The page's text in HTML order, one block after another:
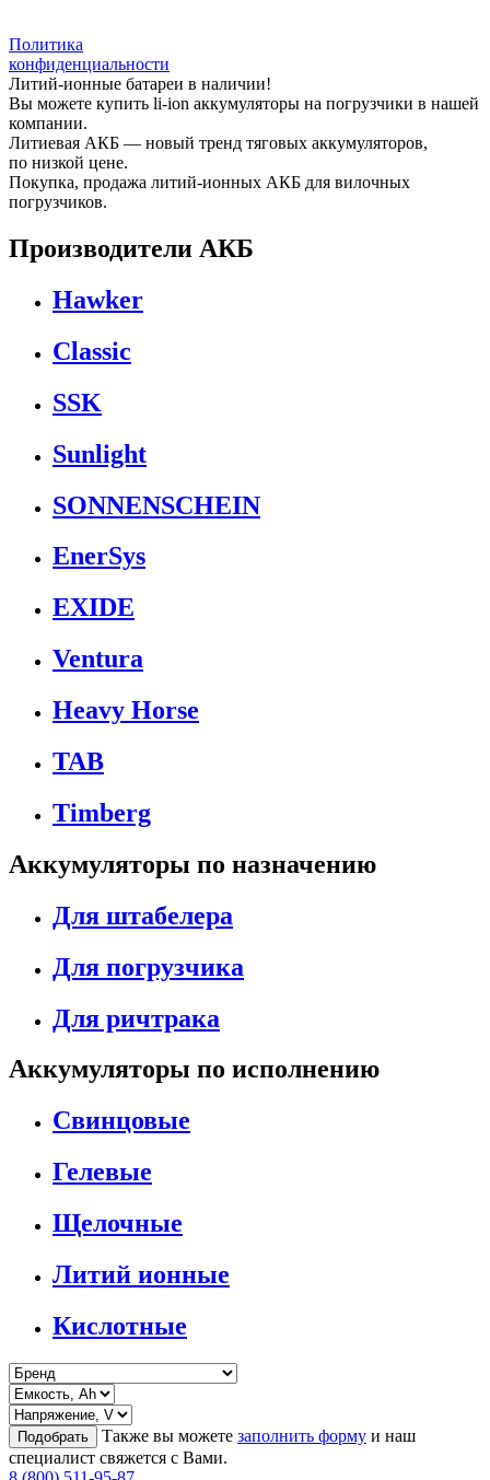
Политика
конфиденциальности
Литий-ионные батареи в наличии!
Вы можете купить li-ion аккумуляторы на погрузчики в нашей
компании.
Литиевая АКБ — новый тренд тяговых аккумуляторов,
по низкой цене.
Покупка, продажа литий-ионных АКБ для вилочных
погрузчиков.
Производители АКБ
Hawker
Classic
SSK
Sunlight
SONNENSCHEIN
EnerSys
EXIDE
Ventura
Heavy Horse
TAB
Timberg
Аккумуляторы по назначению
Для штабелера
Для погрузчика
Для ричтрака
Аккумуляторы по исполнению
Свинцовые
Гелевые
Щелочные
Литий ионные
Кислотные
Подобрать Также вы можете заполнить форму и наш
специалист свяжется с Вами.